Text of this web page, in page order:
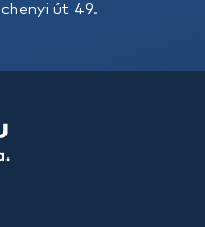
út 49.